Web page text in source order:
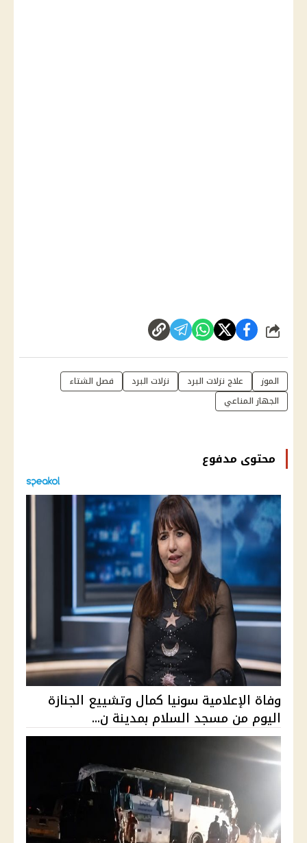
شارك
الموز علاج نزلات البرد نزلات البرد
فصل الشتاء
الجهاز المناعي
محتوى مدفوع
وفاة الإعلامية سونيا كمال وتشييع الجنازة
اليوم من مسجد السلام بمدينة ن...